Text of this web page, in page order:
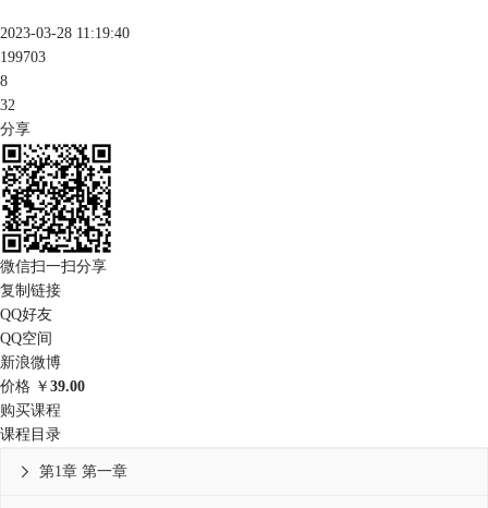
2023-03-28 11:19:40
199703
8
32
分享
微信扫一扫分享
复制链接
QQ好友
QQ空间
新浪微博
价格 ￥ 39.00
购买课程
课程目录
第1章 第一章
